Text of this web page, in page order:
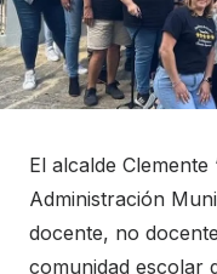
El alcalde
Administración
docente, no
comunidad escolar